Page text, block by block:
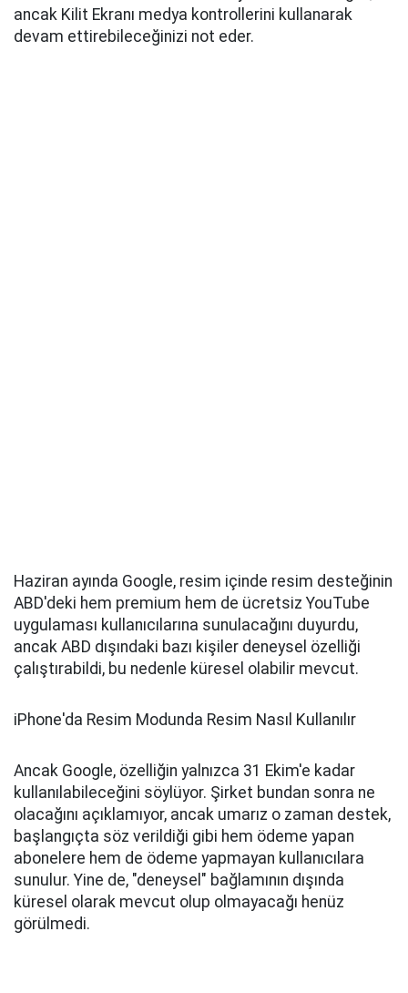
ancak Kilit Ekranı medya kontrollerini kullanarak
devam ettirebileceğinizi not eder.
Haziran ayında Google, resim içinde resim desteğinin
ABD'deki hem premium hem de ücretsiz YouTube
uygulaması kullanıcılarına sunulacağını duyurdu,
ancak ABD dışındaki bazı kişiler deneysel özelliği
çalıştırabildi, bu nedenle küresel olabilir mevcut.
iPhone'da Resim Modunda Resim Nasıl Kullanılır
Ancak Google, özelliğin yalnızca 31 Ekim'e kadar
kullanılabileceğini söylüyor. Şirket bundan sonra ne
olacağını açıklamıyor, ancak umarız o zaman destek,
başlangıçta söz verildiği gibi hem ödeme yapan
abonelere hem de ödeme yapmayan kullanıcılara
sunulur. Yine de, "deneysel" bağlamının dışında
küresel olarak mevcut olup olmayacağı henüz
görülmedi.